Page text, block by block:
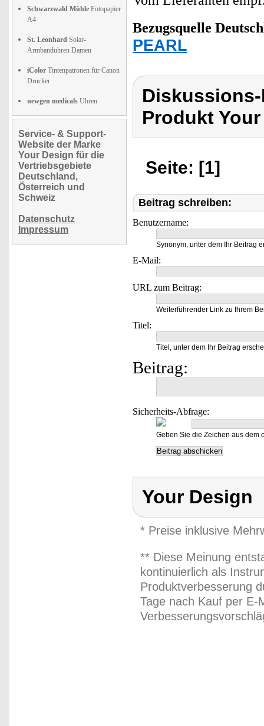
Schwarzwald Mühle Fotopapier
A4
St. Leonhard Solar-
Armbanduhren Damen
iColor Tintenpatronen für Canon
Drucker
newgen medicals Uhren
Service- & Support-
Website der Marke
Your Design für die
Vertriebsgebiete
Deutschland,
Österreich und
Schweiz
Datenschutz
Impressum
Bezugsquelle
PEARL
Produkt
Seite: [1]
Beitrag schreiben:
Benutzername:
Synonym, unter dem Ihr Beitrag
E-Mail:
URL zum Beitrag:
Weiterführender Link zu Ihrem
Titel:
Titel, unter dem Ihr Beitrag
Beitrag:
Sicherheits-Abfrage:
Geben Sie die Zeichen aus dem
Your Design
* Preise inklusive
** Diese Meinung
kontinuierlich als
Produktverbesserung
Tage nach Kauf per E-